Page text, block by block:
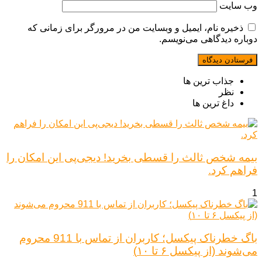
وب‌ سایت
ذخیره نام، ایمیل و وبسایت من در مرورگر برای زمانی که
دوباره دیدگاهی می‌نویسم.
جذاب ترین ها
نظر
داغ ترین ها
بیمه شخص ثالث را قسطی بخرید! دیجی‌پی این امکان را
فراهم کرد.
1
باگ خطرناک پیکسل؛ کاربران از تماس با 911 محروم
می‌شوند (از پیکسل ۶ تا ۱۰)